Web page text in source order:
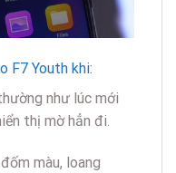
F7 Youth khi:
như lúc mới
thị mờ hẳn đi.
màu, loang